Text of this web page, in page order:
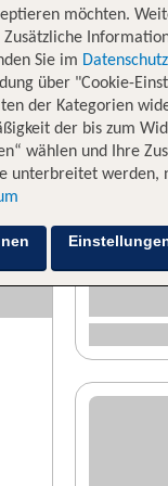
möchten.
Zusätzliche
Sie im
über "Cookie-
der Kategorien
der bis zum
wählen und Ihre
unterbreitet werden,